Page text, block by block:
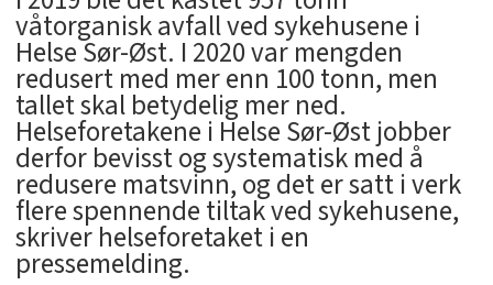
våtorganisk avfall ved sykehusene i
Helse Sør-Øst. I 2020 var mengden
redusert med mer enn 100 tonn, men
tallet skal betydelig mer ned.
Helseforetakene i Helse Sør-Øst jobber
derfor bevisst og systematisk med å
redusere matsvinn, og det er satt i verk
flere spennende tiltak ved sykehusene,
skriver helseforetaket i en
pressemelding.